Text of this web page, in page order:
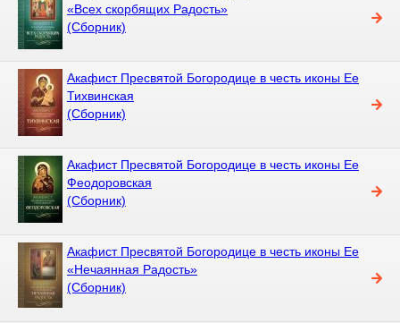
«Всех скорбящих Радость»
(Сборник)
Акафист Пресвятой Богородице в честь иконы Ее
Тихвинская
(Сборник)
Акафист Пресвятой Богородице в честь иконы Ее
Феодоровская
(Сборник)
Акафист Пресвятой Богородице в честь иконы Ее
«Нечаянная Радость»
(Сборник)